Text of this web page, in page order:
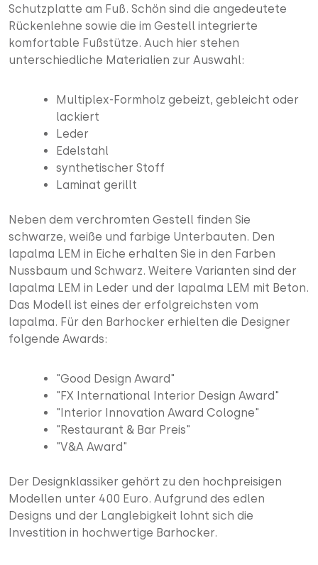
Schutzplatte am Fuß. Schön sind die angedeutete
Rückenlehne sowie die im Gestell integrierte
komfortable Fußstütze. Auch hier stehen
unterschiedliche Materialien zur Auswahl:
Multiplex-Formholz gebeizt, gebleicht oder
lackiert
Leder
Edelstahl
synthetischer Stoff
Laminat gerillt
Neben dem verchromten Gestell finden Sie
schwarze, weiße und farbige Unterbauten. Den
lapalma LEM in Eiche erhalten Sie in den Farben
Nussbaum und Schwarz. Weitere Varianten sind der
lapalma LEM in Leder und der lapalma LEM mit Beton.
Das Modell ist eines der erfolgreichsten vom
lapalma. Für den Barhocker erhielten die Designer
folgende Awards:
"Good Design Award"
"FX International Interior Design Award"
"Interior Innovation Award Cologne"
"Restaurant & Bar Preis"
"V&A Award"
Der Designklassiker gehört zu den hochpreisigen
Modellen unter 400 Euro. Aufgrund des edlen
Designs und der Langlebigkeit lohnt sich die
Investition in hochwertige Barhocker.